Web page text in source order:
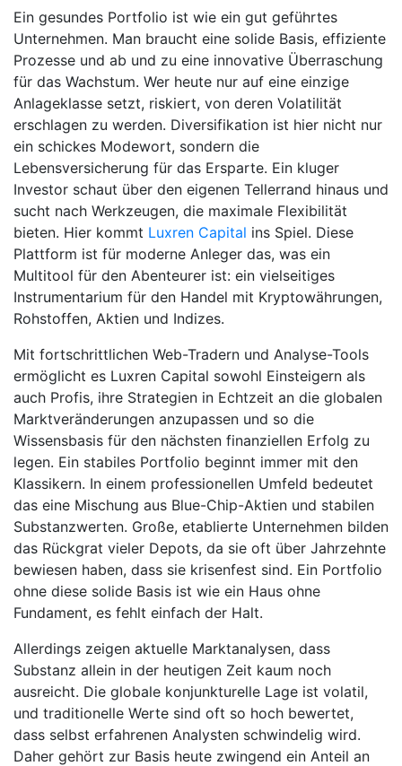
Ein gesundes Portfolio ist wie ein gut geführtes
Unternehmen. Man braucht eine solide Basis, effiziente
Prozesse und ab und zu eine innovative Überraschung
für das Wachstum. Wer heute nur auf eine einzige
Anlageklasse setzt, riskiert, von deren Volatilität
erschlagen zu werden. Diversifikation ist hier nicht nur
ein schickes Modewort, sondern die
Lebensversicherung für das Ersparte. Ein kluger
Investor schaut über den eigenen Tellerrand hinaus und
sucht nach Werkzeugen, die maximale Flexibilität
bieten. Hier kommt Luxren Capital ins Spiel. Diese
Plattform ist für moderne Anleger das, was ein
Multitool für den Abenteurer ist: ein vielseitiges
Instrumentarium für den Handel mit Kryptowährungen,
Rohstoffen, Aktien und Indizes.
Mit fortschrittlichen Web-Tradern und Analyse-Tools
ermöglicht es Luxren Capital sowohl Einsteigern als
auch Profis, ihre Strategien in Echtzeit an die globalen
Marktveränderungen anzupassen und so die
Wissensbasis für den nächsten finanziellen Erfolg zu
legen. Ein stabiles Portfolio beginnt immer mit den
Klassikern. In einem professionellen Umfeld bedeutet
das eine Mischung aus Blue-Chip-Aktien und stabilen
Substanzwerten. Große, etablierte Unternehmen bilden
das Rückgrat vieler Depots, da sie oft über Jahrzehnte
bewiesen haben, dass sie krisenfest sind. Ein Portfolio
ohne diese solide Basis ist wie ein Haus ohne
Fundament, es fehlt einfach der Halt.
Allerdings zeigen aktuelle Marktanalysen, dass
Substanz allein in der heutigen Zeit kaum noch
ausreicht. Die globale konjunkturelle Lage ist volatil,
und traditionelle Werte sind oft so hoch bewertet,
dass selbst erfahrenen Analysten schwindelig wird.
Daher gehört zur Basis heute zwingend ein Anteil an